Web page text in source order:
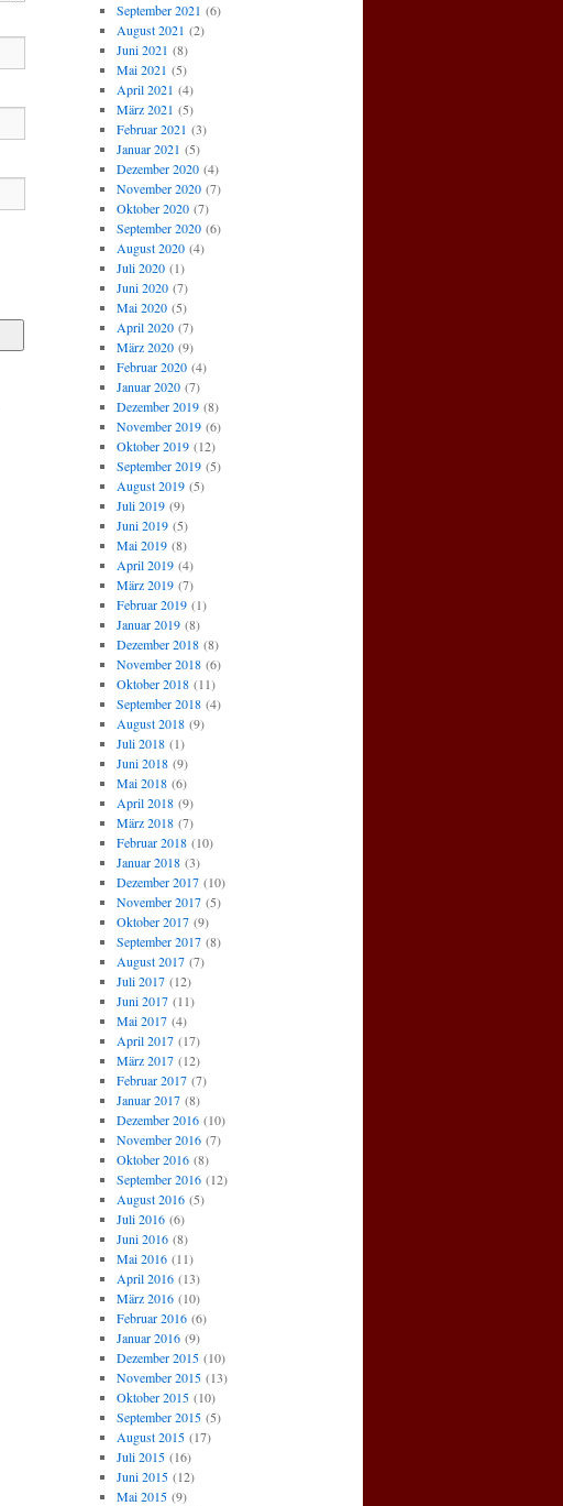
September 2021 (6)
August 2021 (2)
Juni 2021 (8)
Mai 2021 (5)
April 2021 (4)
März 2021 (5)
Februar 2021 (3)
Januar 2021 (5)
Dezember 2020(4)
November 2020(7)
Oktober 2020(7)
September 2020(6)
August 2020(4)
Juli 2020(1)
Juni 2020(7)
Mai 2020(5)
April 2020(7)
März 2020(9)
Februar 2020(4)
Januar 2020(7)
Dezember 2019(8)
November 2019(6)
Oktober 2019(12)
September 2019(5)
August 2019(5)
Juli 2019(9)
Juni 2019(5)
Mai 2019(8)
April 2019(4)
März 2019(7)
Februar 2019(1)
Januar 2019(8)
Dezember 2018(8)
November 2018(6)
Oktober 2018(11)
September 2018(4)
August 2018(9)
Juli 2018(1)
Juni 2018(9)
Mai 2018(6)
April 2018(9)
März 2018(7)
Februar 2018(10)
Januar 2018(3)
Dezember 2017(10)
November 2017(5)
Oktober 2017(9)
September 2017(8)
August 2017(7)
Juli 2017(12)
Juni 2017(11)
Mai 2017(4)
April 2017(17)
März 2017(12)
Februar 2017(7)
Januar 2017(8)
Dezember 2016(10)
November 2016(7)
Oktober 2016(8)
September 2016(12)
August 2016(5)
Juli 2016(6)
Juni 2016(8)
Mai 2016(11)
April 2016(13)
März 2016(10)
Februar 2016(6)
Januar 2016(9)
Dezember 2015(10)
November 2015(13)
Oktober 2015(10)
September 2015(5)
August 2015(17)
Juli 2015(16)
Juni 2015(12)
Mai 2015(9)